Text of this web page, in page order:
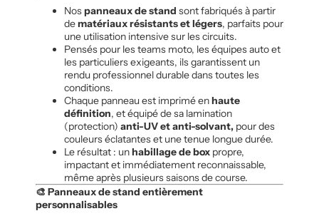
Nospanneaux de stand sont fabriqués à partir
dematériaux résistants et légers, parfaits pour
une utilisation intensive sur les circuits.
Pensés pour les teams moto, les équipes auto et
les particuliers exigeants, ils garantissent un
rendu professionnel durable dans toutes les
conditions.
Chaque panneau est imprimé enhaute
définition, et équipé de sa lamination
(protection) anti-UV et anti-solvant, pour des
couleurs éclatantes et une tenue longue durée.
Le résultat : unhabillage de box propre,
impactant et immédiatement reconnaissable,
même après plusieurs saisons de course.
🎨 Panneaux de stand entièrement
personnalisables